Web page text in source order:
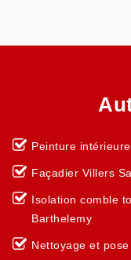
Peinture
Façadier Villers
Isolation comble
Barthelemy
Nettoyage et